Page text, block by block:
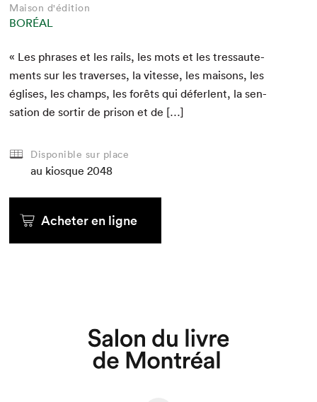
Que cherchez-vous?
Maison d'édition
BORÉAL
« Les phras­es et les rails, les mots et les tres­saute­
ments sur les tra­vers­es, la vitesse, les maisons, les
églis­es, les champs, les forêts qui défer­lent, la sen­
sa­tion de sor­tir de prison et de […]
Disponible sur place
au kiosque 2048
Acheter en ligne